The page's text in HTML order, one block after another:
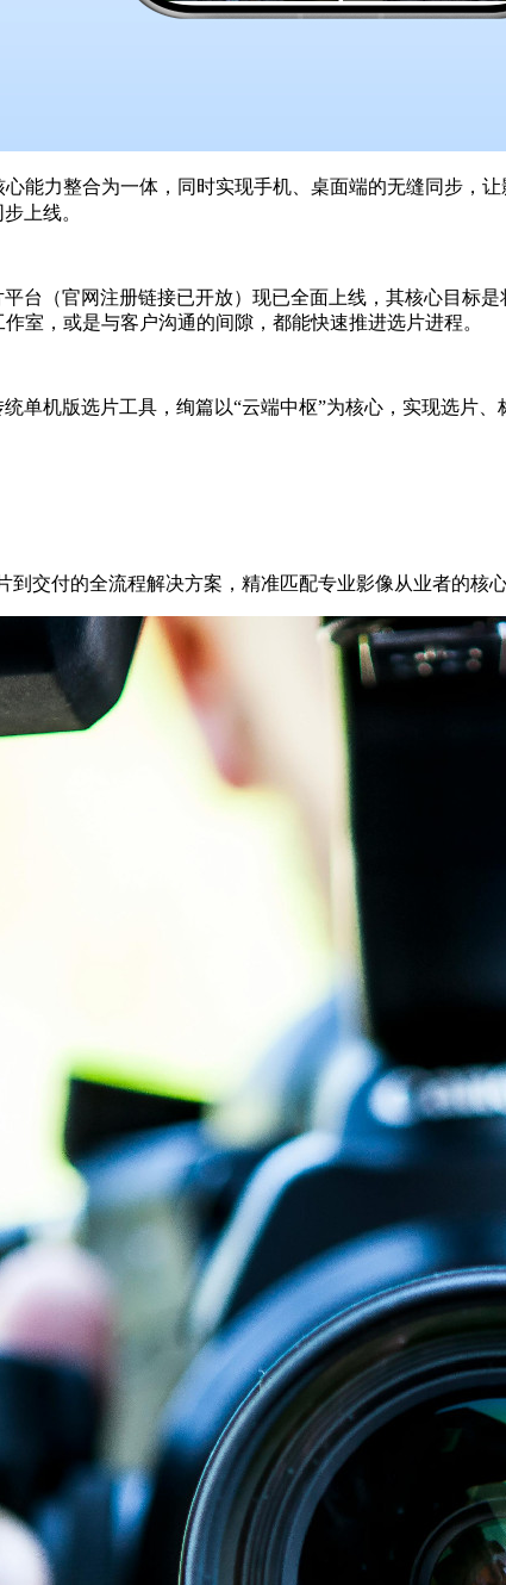
能力整合为一体，同时实现手机、桌面端的无缝同步，
上线。
台（官网注册链接已开放）现已全面上线，其核心目标
室，或是与客户沟通的间隙，都能快速推进选片进程。
单机版选片工具，绚篇以“云端中枢”为核心，实现选片
交付的全流程解决方案，精准匹配专业影像从业者的核心